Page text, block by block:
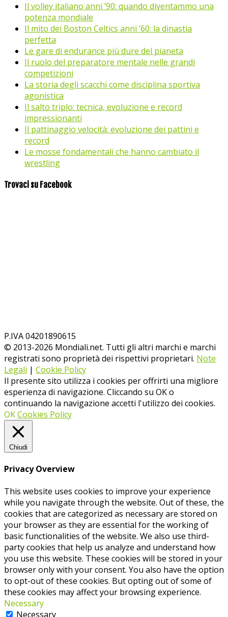
Il volley italiano anni ’90: quando diventammo una
potenza mondiale
Il mito dei Boston Celtics anni ’60: la dinastia
perfetta
Le gare di endurance più dure del pianeta
Il ruolo del preparatore mentale nelle grandi
competizioni
La storia degli scacchi come disciplina sportiva
agonistica
Il salto triplo: tecnica, evoluzione e record
impressionanti
Il pattinaggio velocità: evoluzione dei pattini e
record
Le mosse fondamentali che hanno cambiato il
wrestling
Trovaci su Facebook
P.IVA 04201890615
© 2013-2026 Mondiali.net. Tutti gli altri marchi e marchi
registrati sono proprietà dei rispettivi proprietari. Note
Legali | Cookie Policy
Il presente sito utilizza i cookies per offrirti una migliore
esperienza di navigazione. Cliccando su OK o
continuando la navigazione accetti l'utilizzo dei cookies.
OKCookies Policy
Chiudi
Privacy Overview
This website uses cookies to improve your experience
while you navigate through the website. Out of these, the
cookies that are categorized as necessary are stored on
your browser as they are essential for the working of
basic functionalities of the website. We also use third-
party cookies that help us analyze and understand how
you use this website. These cookies will be stored in your
browser only with your consent. You also have the option
to opt-out of these cookies. But opting out of some of
these cookies may affect your browsing experience.
Necessary
Necessary